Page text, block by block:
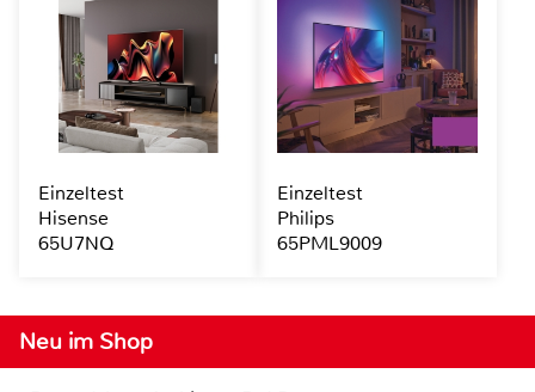
Neu im Shop
Einzeltest
Hisense
65U7NQ
Einzeltest
Philips
65PML9009